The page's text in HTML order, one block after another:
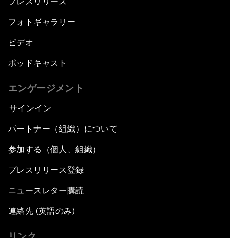
Forest Whitaker on Saving Lives in South Sudan
African-Led Health Systems
Building Trust through Sustainable Institutions
Empowering Africa’s Digital Disruptors
Africa's Unicorn Effect
Innovation
フォトギャラリー
ビデオ
ポッドキャスト
エンゲージメント
サインイン
パートナー（組織）について
参加する（個人、組織）
プレスリリース登録
ニュースレター購読
連絡先 (英語のみ)